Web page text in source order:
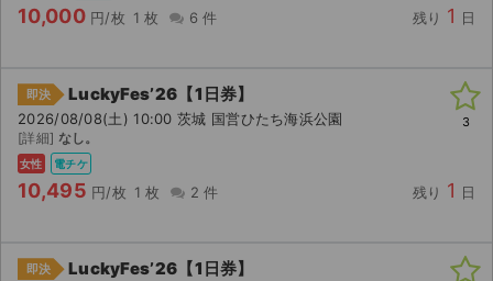
10,000 円/枚 1 枚 6 件 残り 1 日
即決 LuckyFes’26【1日券】
2026/08/08(土) 10:00 茨城 国営ひたち海浜公園
[詳細] なし。
女性 電チケ
10,495 円/枚 1 枚 2 件 残り 1 日
3
即決 LuckyFes’26【1日券】